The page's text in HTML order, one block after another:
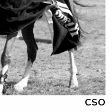
CSO